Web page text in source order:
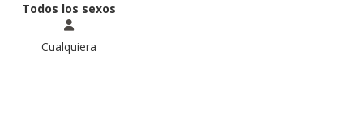
Todos los sexos
Cualquiera